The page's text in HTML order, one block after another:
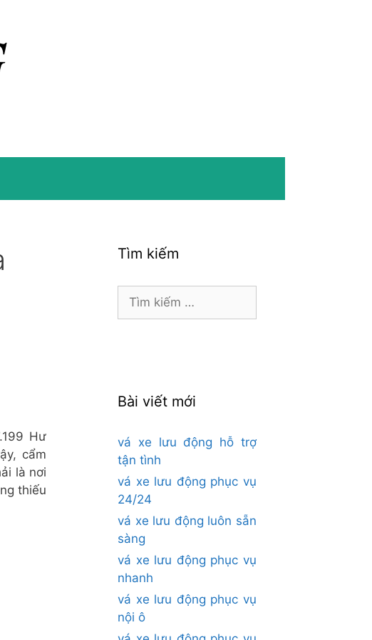
Hư
cẩm
là nơi
thiếu
Tìm kiếm
Tìm
Bài viết mới
vá xe lưu động hỗ trợ
tận tình
vá xe lưu động phục vụ
24/24
vá xe lưu động luôn sẵn
sàng
vá xe lưu động phục vụ
nhanh
vá xe lưu động phục vụ
nội ô